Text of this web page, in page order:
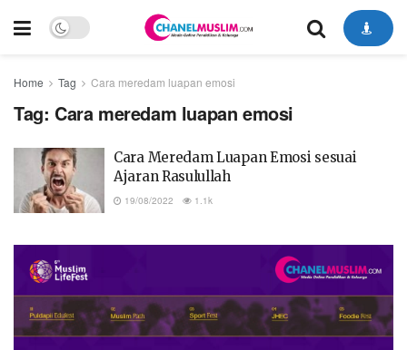
Home Tag Cara meredam luapan emosi
Tag: Cara meredam luapan emosi
Cara Meredam Luapan Emosi sesuai
Ajaran Rasulullah
19/08/2022 1.1k